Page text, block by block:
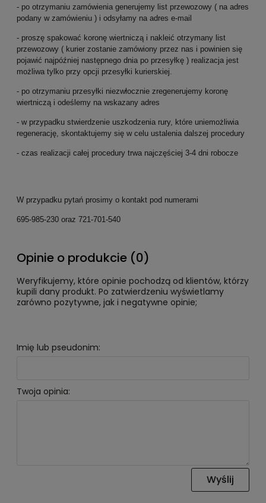
- po otrzymaniu zamówienia generujemy list przewozowy ( na adres
podany w zamówieniu ) i odsyłamy na adres e-mail
- proszę spakować koronę wiertniczą i nakleić otrzymany list
przewozowy ( kurier zostanie zamówiony przez nas i powinien się
pojawić najpóźniej następnego dnia po przesyłkę ) realizacja jest
możliwa tylko przy opcji przesyłki kurierskiej.
- po otrzymaniu przesyłki niezwłocznie zregenerujemy koronę
wiertniczą i odeślemy na wskazany adres
- w przypadku stwierdzenie uszkodzenia rury, które uniemożliwia
regenerację, skontaktujemy się w celu ustalenia dalszej procedury
- czas realizacji całej procedury trwa najczęściej 3-4 dni robocze
W przypadku pytań prosimy o kontakt pod numerami
695-985-230 oraz 721-701-540
Opinie o produkcie (0)
Weryfikujemy, które opinie pochodzą od klientów, którzy
kupili dany produkt. Po zatwierdzeniu wyświetlamy
zarówno pozytywne, jak i negatywne opinie;
Imię lub pseudonim:
Twoja opinia:
Wyślij